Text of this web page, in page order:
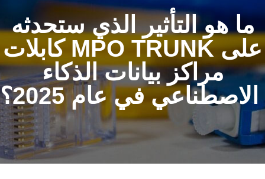
ما هو التأثير الذي ستحدثه
كابلات MPO TRUNK على
مراكز بيانات الذكاء